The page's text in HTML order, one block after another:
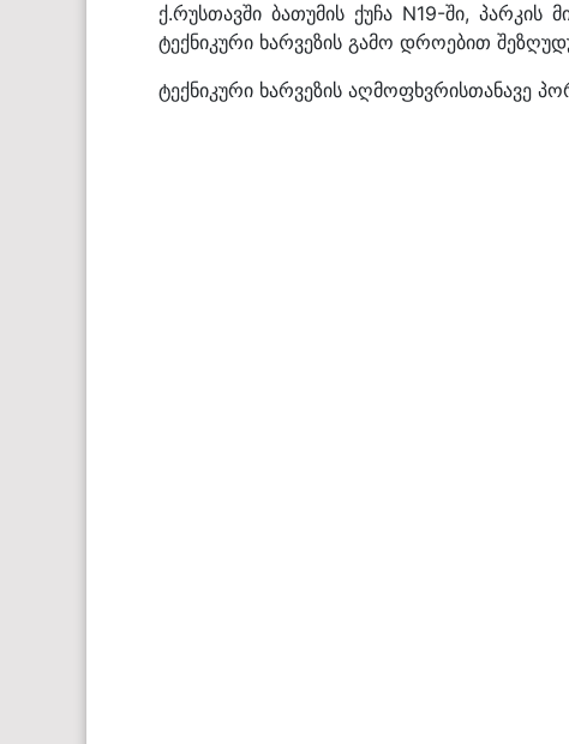
ქ.რუსთავში ბათუმის ქუჩა N19-ში,
ტექნიკური ხარვეზის გამო დროებით
ტექნიკური ხარვეზის აღმოფხვრისთანავე